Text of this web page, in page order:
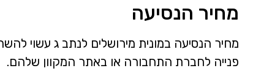
מחיר הנסיעה
מחיר הנסיעה במונית מירושלים לנתב ג עשוי
פנייה לחברת התחבורה או באתר המקוון שלהם.